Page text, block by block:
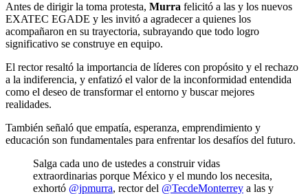
Antes de dirigir la toma protesta, Murra felicitó a las y los nuevos
EXATEC EGADE y les invitó a agradecer a quienes los
acompañaron en su trayectoria, subrayando que todo logro
significativo se construye en equipo.
El rector resaltó la importancia de líderes con propósito y el rechazo
a la indiferencia, y enfatizó el valor de la inconformidad entendida
como el deseo de transformar el entorno y buscar mejores
realidades.
También señaló que empatía, esperanza, emprendimiento y
educación son fundamentales para enfrentar los desafíos del futuro.
Salga cada uno de ustedes a construir vidas
extraordinarias porque México y el mundo los necesita,
exhortó @jpmurra, rector del @TecdeMonterrey a las y